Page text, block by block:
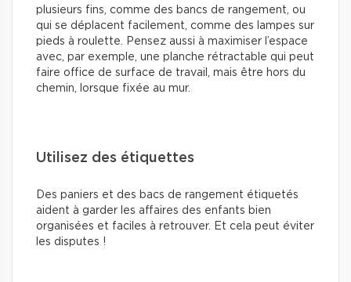
plusieurs fins, comme des bancs de rangement, ou
qui se déplacent facilement, comme des lampes sur
pieds à roulette. Pensez aussi à maximiser l’espace
avec, par exemple, une planche rétractable qui peut
faire office de surface de travail, mais être hors du
chemin, lorsque fixée au mur.
Utilisez des étiquettes
Des paniers et des bacs de rangement étiquetés
aident à garder les affaires des enfants bien
organisées et faciles à retrouver. Et cela peut éviter
les disputes !